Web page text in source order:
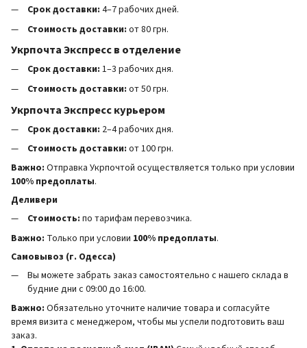
Срок доставки: 4–7 рабочих дней.
Стоимость доставки: от 80 грн.
Укрпочта Экспресс в отделение
Срок доставки: 1–3 рабочих дня.
Стоимость доставки: от 50 грн.
Укрпочта Экспресс курьером
Срок доставки: 2–4 рабочих дня.
Стоимость доставки: от 100 грн.
Важно: Отправка Укрпочтой осуществляется только при условии
100% предоплаты.
Деливери
Стоимость: по тарифам перевозчика.
Важно: Только при условии 100% предоплаты.
Самовывоз (г. Одесса)
Вы можете забрать заказ самостоятельно с нашего склада в
будние дни с 09:00 до 16:00.
Важно: Обязательно уточните наличие товара и согласуйте
время визита с менеджером, чтобы мы успели подготовить ваш
заказ.